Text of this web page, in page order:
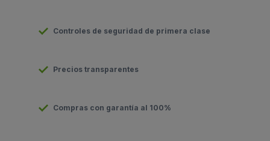
Controles de seguridad de primera clase
Precios transparentes
Compras con garantía al 100%